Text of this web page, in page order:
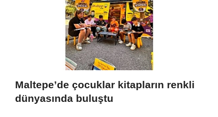
Maltepe’de çocuklar kitapların renkli
dünyasında buluştu